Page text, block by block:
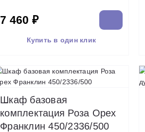
7 460 ₽
Купить в один клик
Шкаф базовая
комплектация Роза Орех
Франклин 450/2336/500